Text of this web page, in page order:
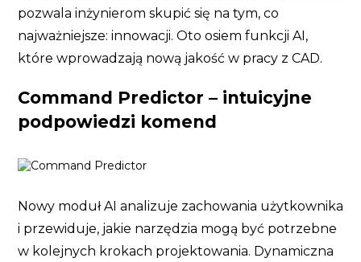
pozwala inżynierom skupić się na tym, co
najważniejsze: innowacji. Oto osiem funkcji AI,
które wprowadzają nową jakość w pracy z CAD.
Command Predictor – intuicyjne
podpowiedzi komend
Nowy moduł AI analizuje zachowania użytkownika
i przewiduje, jakie narzędzia mogą być potrzebne
w kolejnych krokach projektowania. Dynamiczna